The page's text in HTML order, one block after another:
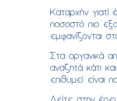
Καταρχήν γιατί
ποσοστό πιο
εμφανίζονται
Στα οργανικά
αναζητά κάτι
επιθυμεί είναι